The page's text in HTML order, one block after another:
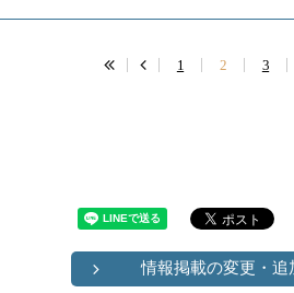
1 2 3
情報掲載の変更・追